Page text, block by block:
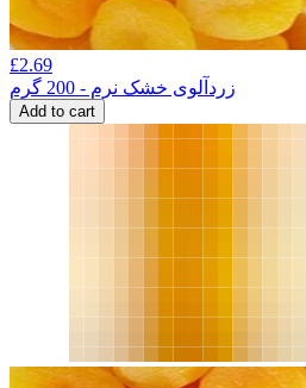
£2.69
زردآلوی خشک نرم - 200 گرم
Add to cart